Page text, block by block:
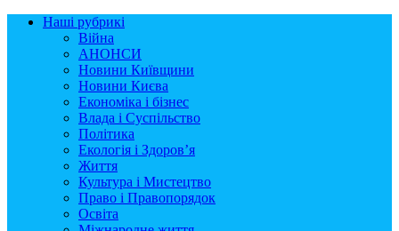
Наші рубрикі
Війна
АНОНСИ
Новини Київщини
Новини Києва
Економіка і бізнес
Влада і Суспільство
Політика
Екологія і Здоров’я
Життя
Культура і Мистецтво
Право і Правопорядок
Освіта